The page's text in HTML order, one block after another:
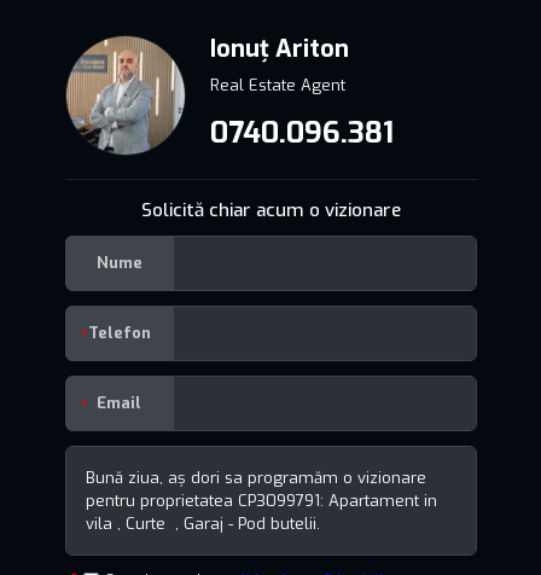
Ionuț Ariton
Real Estate Agent
0740.096.381
Solicită chiar acum o vizionare
Nume
Telefon
Email